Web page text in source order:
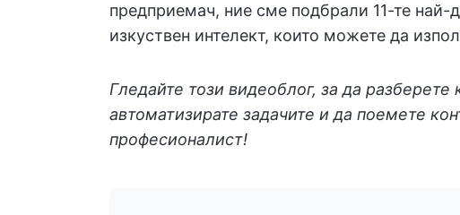
предприемач, ние сме подбрали 11-те най-
изкуствен интелект, които можете да
Гледайте този видеоблог, за да
автоматизирате задачите и да поемете
професионалист!